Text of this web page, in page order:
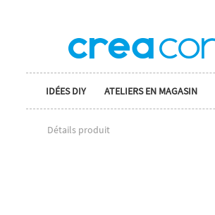
IDÉES DIY ATELIERS EN MAGASIN
Détails produit